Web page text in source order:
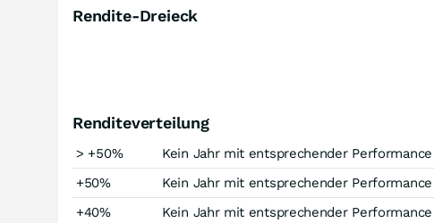
Rendite-Dreieck
Renditeverteilung
> +50%
Kein Jahr mit entsprechender Performance
+50%
Kein Jahr mit entsprechender Performance
+40%
Kein Jahr mit entsprechender Performance